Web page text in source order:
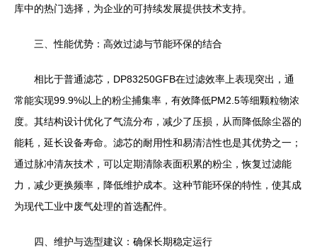
库中的热门选择，为企业的可持续发展提供技术支持。
三、性能优势：高效过滤与节能环保的结合
相比于普通滤芯，DP83250GFB在过滤效率上表现突出，通
常能实现99.9%以上的粉尘捕集率，有效降低PM2.5等细颗粒物浓
度。其结构设计优化了气流分布，减少了压损，从而降低除尘器的
能耗，延长设备寿命。滤芯的耐用性和易清洁性也是其优势之一；
通过脉冲清灰技术，可以定期清除表面积累的粉尘，恢复过滤能
力，减少更换频率，降低维护成本。这种节能环保的特性，使其成
为现代工业中废气处理的首选配件。
四、维护与选型建议：确保长期稳定运行